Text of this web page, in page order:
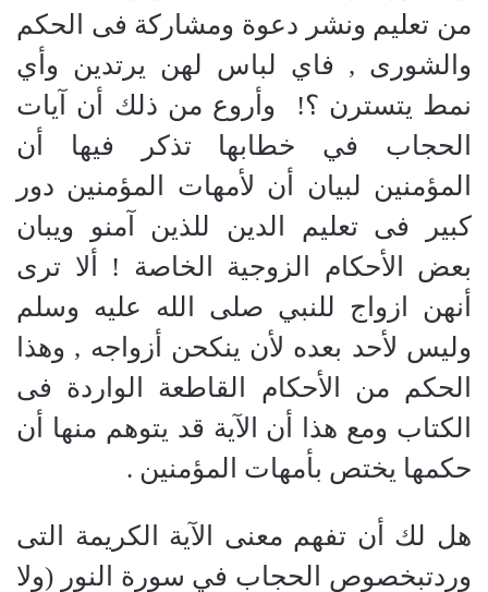
من تعليم ونشر دعوة ومشاركة فى الحكم
والشورى , فاي لباس لهن يرتدين وأي
نمط يتسترن ؟!
وأروع من ذلك أن آيات
الحجاب في خطابها تذكر فيها أن
المؤمنين لبيان أن لأمهات المؤمنين دور
كبير فى تعليم الدين للذين آمنو ويبان
بعض الأحكام الزوجية الخاصة ! ألا ترى
أنهن ازواج للنبي صلى الله عليه وسلم
وليس لأحد بعده لأن ينكحن أزواجه , وهذا
الحكم من الأحكام القاطعة الواردة فى
الكتاب ومع هذا أن الآية قد يتوهم منها أن
حكمها يختص بأمهات المؤمنين .
هل لك أن تفهم معنى الآية الكريمة التى
وردتبخصوص الحجاب في سورة النور (ولا